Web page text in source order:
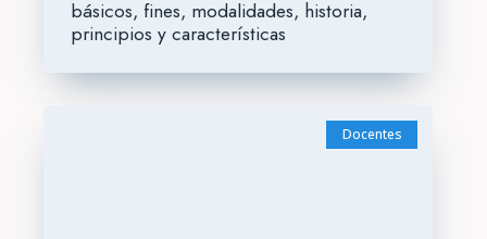
básicos, fines, modalidades, historia,
principios y características
Docentes